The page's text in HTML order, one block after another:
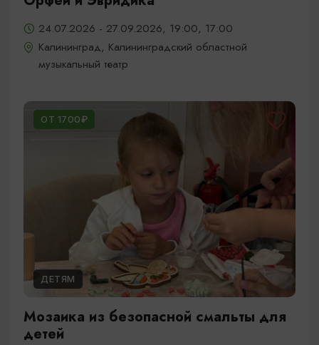
24.07.2026 - 27.09.2026, 19:00, 17:00
Калининград, Калининградский областной
музыкальный театр
ОТ 1700₽
ДЕТЯМ
Мозаика из безопасной смальты для
детей